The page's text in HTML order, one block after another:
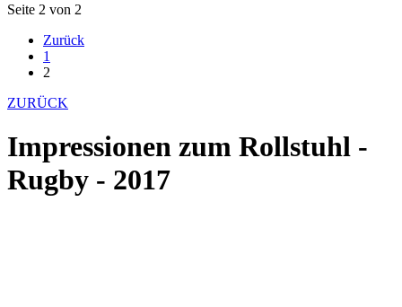
Seite 2 von 2
Zurück
1
2
ZURÜCK
Impressionen zum Rollstuhl -
Rugby - 2017